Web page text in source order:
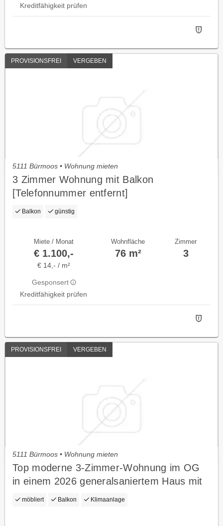
Kreditfähigkeit prüfen
PROVISIONSFREI VERGEBEN
5111 Bürmoos • Wohnung mieten
3 Zimmer Wohnung mit Balkon
[Telefonnummer entfernt]
Balkon günstig
Miete / Monat
€ 1.100,-
€ 14,- / m²
Gesponsert
Kreditfähigkeit prüfen
Wohnfläche
76 m²
Zimmer
3
PROVISIONSFREI VERGEBEN
5111 Bürmoos • Wohnung mieten
Top moderne 3-Zimmer-Wohnung im OG
in einem 2026 generalsaniertem Haus mit
großen Balkon, Internet, Klima und E-
möbliert Balkon Klimaanlage